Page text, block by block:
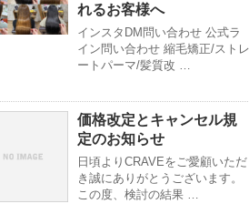
れるお客様へ
インスタDM問い合わせ 公式ラ
イン問い合わせ 縮毛矯正/ストレ
ートパーマ/髪質改 …
価格改定とキャンセル規
定のお知らせ
日頃よりCRAVEをご愛顧いただ
き誠にありがとうございます。
この度、検討の結果 …